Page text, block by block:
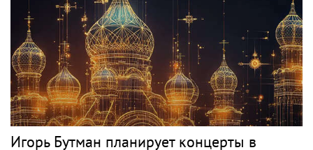
Игорь Бутман планирует концерты в